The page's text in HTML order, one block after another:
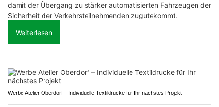
damit der Übergang zu stärker automatisierten Fahrzeugen der
Sicherheit der Verkehrsteilnehmenden zugutekommt.
Weiterlesen
Werbe Atelier Oberdorf – Individuelle Textildrucke für Ihr nächstes Projekt